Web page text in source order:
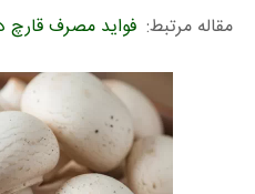
مقاله مرتبط: فواید مصرف قارچ